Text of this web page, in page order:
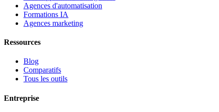
Agences d'automatisation
Formations IA
Agences marketing
Ressources
Blog
Comparatifs
Tous les outils
Entreprise